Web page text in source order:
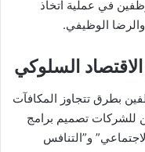
في عملية اتخاذ
الوظيفي.
السلوكي
بطرق تتجاوز المكافآت
للشركات تصميم برامج
و”التنافس